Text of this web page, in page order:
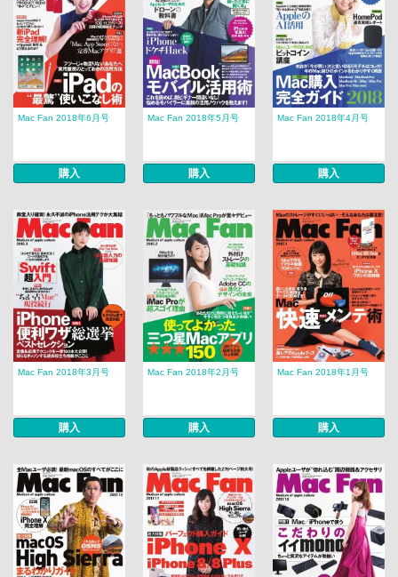
Mac Fan 2018年6月号
購入
Mac Fan 2018年5月号
購入
Mac Fan 2018年4月号
購入
Mac Fan 2018年3月号
購入
Mac Fan 2018年2月号
購入
Mac Fan 2018年1月号
購入